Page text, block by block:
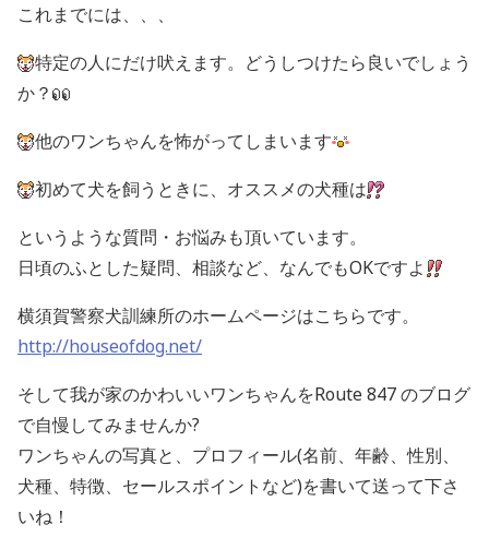
これまでには、、、
特定の人にだけ吠えます。どうしつけたら良いでしょう
か？
他のワンちゃんを怖がってしまいます
初めて犬を飼うときに、オススメの犬種は
というような質問・お悩みも頂いています。
日頃のふとした疑問、相談など、なんでもOKですよ
横須賀警察犬訓練所のホームページはこちらです。
http://houseofdog.net/
そして我が家のかわいいワンちゃんをRoute 847 のブログ
で自慢してみませんか?
ワンちゃんの写真と、プロフィール(名前、年齢、性別、
犬種、特徴、セールスポイントなど)を書いて送って下さ
いね！